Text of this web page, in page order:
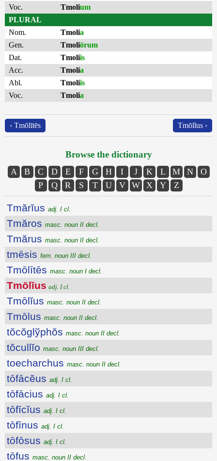
Voc. Tmolium
PLURAL
Nom.
Tmolia
Gen.
Tmoliōrum
Dat.
Tmoliis
Acc.
Tmolia
Abl.
Tmoliis
Voc.
Tmolia
‹ Tmōlītēs Tmōlĭus ›
Browse the dictionary
A B C D E F G H I J K L M N
O
P
Q R S T U V W X Y Z
Tmărĭus adj. I cl.
Tmăros masc. noun II decl.
Tmărus masc. noun II decl.
tmēsis fem. noun III decl.
Tmōlītēs masc. noun I decl.
Tmōlĭus adj. I cl.
Tmōlĭus masc. noun II decl.
Tmōlus masc. noun II decl.
tŏcŏglўphŏs masc. noun II decl.
tŏcullĭo masc. noun III decl.
toecharchus masc. noun II decl.
tōfācĕus adj. I cl.
tōfācius adj. I cl.
tōfīcĭus adj. I cl.
tōfīnus adj. I cl.
tōfōsus adj. I cl.
tōfus masc. noun II decl.